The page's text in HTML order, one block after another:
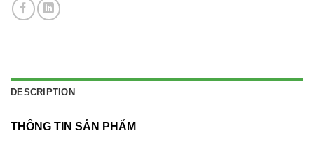
DESCRIPTION
THÔNG TIN SẢN PHẨM